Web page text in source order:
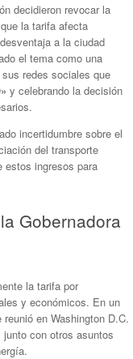
decidieron revocar la
la tarifa afecta
a la ciudad
el tema como una
redes sociales que
y celebrando la decisión
incertidumbre sobre el
del transporte
estos ingresos para
Gobernadora
la tarifa por
y económicos. En un
en Washington D.C.
con otros asuntos